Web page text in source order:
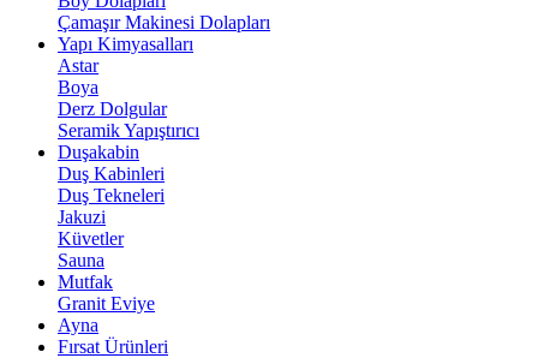
Çamaşır Makinesi Dolapları
Yapı Kimyasalları
Astar
Boya
Derz Dolgular
Seramik Yapıştırıcı
Duşakabin
Duş Kabinleri
Duş Tekneleri
Jakuzi
Küvetler
Sauna
Mutfak
Granit Eviye
Ayna
Fırsat Ürünleri